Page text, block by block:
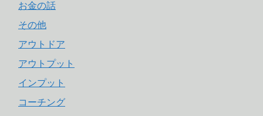
お金の話
その他
アウトドア
アウトプット
インプット
コーチング